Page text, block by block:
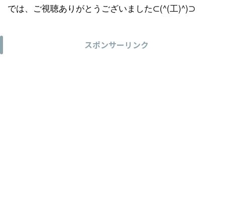
では、ご視聴ありがとうございました⊂(^(工)^)⊃
スポンサーリンク